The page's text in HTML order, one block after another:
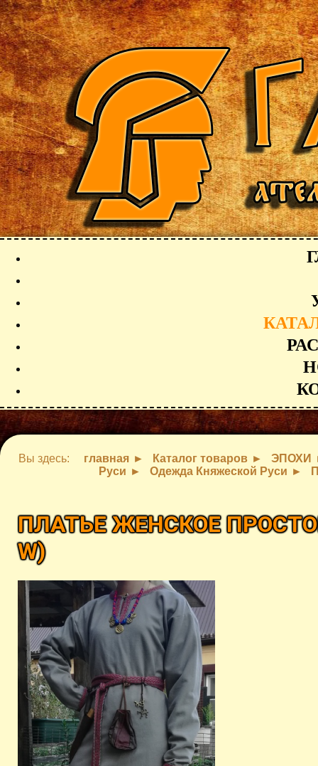
Вы здесь: главная Каталог товаров
ЭПОХИ
Руси
Одежда Княжеской Руси
ПЛАТЬЕ ЖЕНСКОЕ
W)